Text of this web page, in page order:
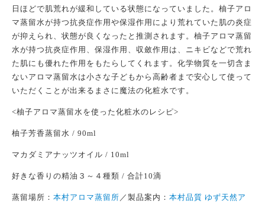
日ほどで肌荒れが緩和している状態になっていました。 柚子アロ
マ蒸留水が持つ抗炎症作用や保湿作用により荒れていた肌の炎症
が抑えられ、状態が良くなったと推測されます。 柚子アロマ蒸留
水が持つ抗炎症作用、保湿作用、収斂作用は、ニキビなどで荒れ
た肌にも優れた作用をもたらしてくれます。化学物質を一切含ま
ないアロマ蒸留水は小さな子どもから高齢者まで安心して使って
いただくことが出来るまさに魔法の化粧水です。
<柚子アロマ蒸留水を使った化粧水のレシピ>
柚子芳香蒸留水 / 90ml
マカダミアナッツオイル / 10ml
好きな香りの精油３～４種類 / 合計10滴
蒸留場所： 本村アロマ蒸留所 ／製品案内： 本村品質 ゆず天然ア